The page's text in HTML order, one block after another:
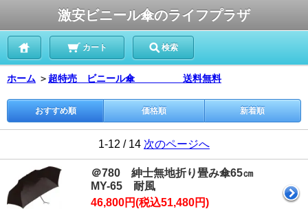
激安ビニール傘のライフプラザ
カート 検索
ホーム ＞ 超特売 ビニール傘 送料無料
おすすめ順 価格順 新着順
1-12 / 14 次のページへ
＠780 紳士無地折り畳み傘65㎝
MY-65 耐風
46,800円(税込51,480円)